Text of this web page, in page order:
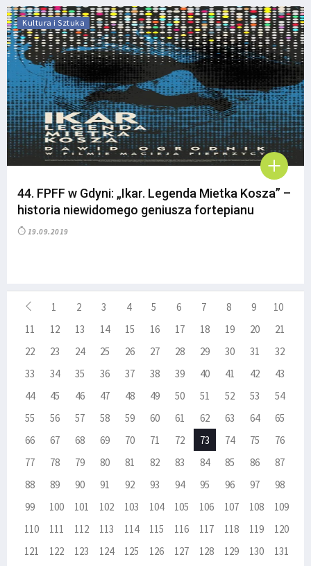
Kultura i Sztuka
44. FPFF w Gdyni: „Ikar. Legenda Mietka Kosza” –
historia niewidomego geniusza fortepianu
19.09.2019
1 2 3 4 5 6 7 8 9
10
11
12 13 14 15 16 17 18 19 20
21
22
23 24 25 26 27 28 29 30 31
32
33
34 35 36 37 38 39 40 41 42
43
44
45 46 47 48 49 50 51 52 53
54
55
56 57 58 59 60 61 62 63 64
65
66
67 68 69 70 71 72 73 74 75
76
77
78 79 80 81 82 83 84 85 86
87
88
89 90 91 92 93 94 95 96 97
98
99
100 101 102 103 104 105 106 107 108
109
110
111 112 113 114 115 116 117 118 119
120
121
122 123 124 125 126 127 128 129 130
131